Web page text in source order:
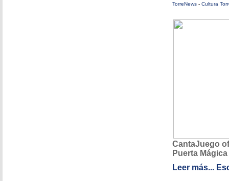
TorreNews - Cultura
CantaJuego
Puerta Mágica
Leer más...